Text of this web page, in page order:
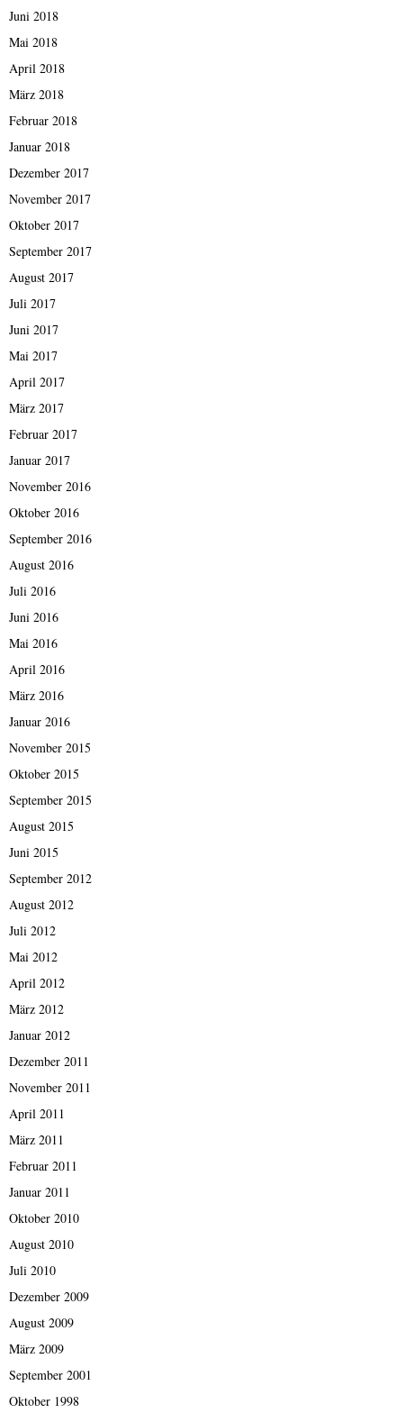
Juni 2018
Mai 2018
April 2018
März 2018
Februar 2018
Januar 2018
Dezember 2017
November 2017
Oktober 2017
September 2017
August 2017
Juli 2017
Juni 2017
Mai 2017
April 2017
März 2017
Februar 2017
Januar 2017
November 2016
Oktober 2016
September 2016
August 2016
Juli 2016
Juni 2016
Mai 2016
April 2016
März 2016
Januar 2016
November 2015
Oktober 2015
September 2015
August 2015
Juni 2015
September 2012
August 2012
Juli 2012
Mai 2012
April 2012
März 2012
Januar 2012
Dezember 2011
November 2011
April 2011
März 2011
Februar 2011
Januar 2011
Oktober 2010
August 2010
Juli 2010
Dezember 2009
August 2009
März 2009
September 2001
Oktober 1998